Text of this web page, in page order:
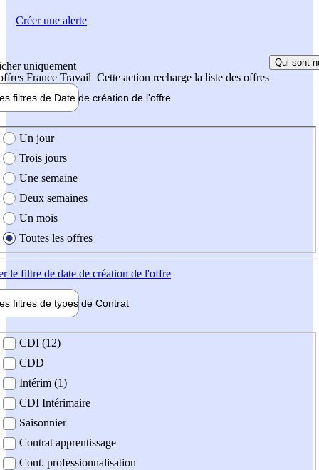
uniquement
France Travail Cette action recharge la liste des offres
Qui sont
filtres de Date de création de l'offre
création de l'offre
Un jour
Trois jours
Une semaine
Deux semaines
Un mois
Toutes les offres
le filtre de date de création de l'offre
filtres de types de Contrat
contrat
CDI (12)
CDD
Intérim (1)
CDI Intérimaire
Saisonnier
Contrat apprentissage
Cont. professionnalisation
Créer une alerte